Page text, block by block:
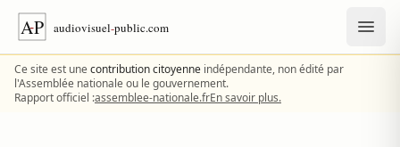
Aller au contenu
Ce site est unecontribution citoyenne indépendante, non édité par
l'Assemblée nationale ou le gouvernement.
Rapport officiel :assemblee-nationale.frEn savoir plus.